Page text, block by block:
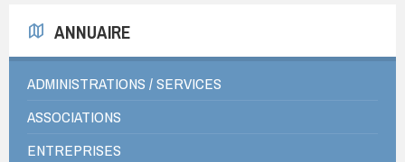
ANNUAIRE
ADMINISTRATIONS / SERVICES
ASSOCIATIONS
ENTREPRISES